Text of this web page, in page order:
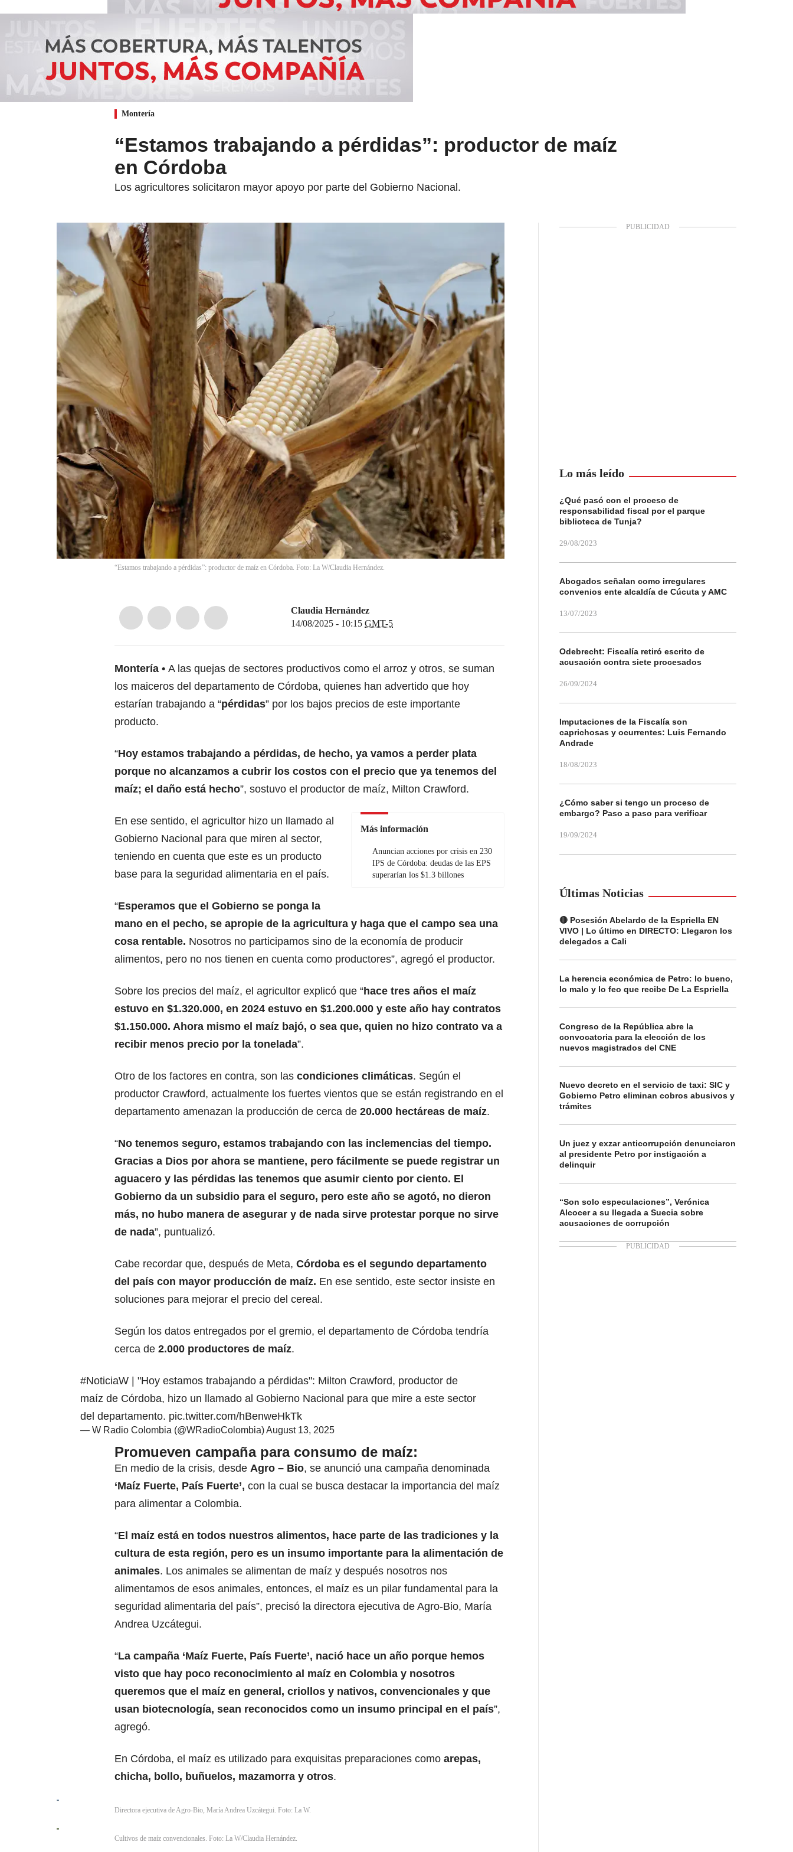
Montería
“Estamos trabajando a pérdidas”: productor de maíz
en Córdoba
Los agricultores solicitaron mayor apoyo por parte del Gobierno Nacional.
“Estamos trabajando a pérdidas”: productor de maíz en Córdoba. Foto: La W/Claudia Hernández.
Claudia Hernández
14/08/2025 - 10:15 GMT-5
Montería
A las quejas de sectores productivos como el arroz y otros, se suman
los maiceros del departamento de Córdoba, quienes han advertido que hoy
estarían trabajando a “pérdidas” por los bajos precios de este importante
producto.
“Hoy estamos trabajando a pérdidas, de hecho, ya vamos a perder plata
porque no alcanzamos a cubrir los costos con el precio que ya tenemos del
maíz; el daño está hecho”, sostuvo el productor de maíz, Milton Crawford.
Más información
Anuncian acciones por crisis en 230
IPS de Córdoba: deudas de las EPS
superarían los $1.3 billones
En ese sentido, el agricultor hizo un llamado al
Gobierno Nacional para que miren al sector,
teniendo en cuenta que este es un producto
base para la seguridad alimentaria en el país.
“Esperamos que el Gobierno se ponga la
mano en el pecho, se apropie de la agricultura y haga que el campo sea una
cosa rentable. Nosotros no participamos sino de la economía de producir
alimentos, pero no nos tienen en cuenta como productores”, agregó el productor.
Sobre los precios del maíz, el agricultor explicó que “hace tres años el maíz
estuvo en $1.320.000, en 2024 estuvo en $1.200.000 y este año hay contratos
$1.150.000. Ahora mismo el maíz bajó, o sea que, quien no hizo contrato va a
recibir menos precio por la tonelada”.
Otro de los factores en contra, son las condiciones climáticas. Según el
productor Crawford, actualmente los fuertes vientos que se están registrando en el
departamento amenazan la producción de cerca de 20.000 hectáreas de maíz.
“No tenemos seguro, estamos trabajando con las inclemencias del tiempo.
Gracias a Dios por ahora se mantiene, pero fácilmente se puede registrar un
aguacero y las pérdidas las tenemos que asumir ciento por ciento. El
Gobierno da un subsidio para el seguro, pero este año se agotó, no dieron
más, no hubo manera de asegurar y de nada sirve protestar porque no sirve
de nada”, puntualizó.
Cabe recordar que, después de Meta, Córdoba es el segundo departamento
del país con mayor producción de maíz. En ese sentido, este sector insiste en
soluciones para mejorar el precio del cereal.
Según los datos entregados por el gremio, el departamento de Córdoba tendría
cerca de 2.000 productores de maíz.
#NoticiaW | "Hoy estamos trabajando a pérdidas": Milton Crawford, productor de
maíz de Córdoba, hizo un llamado al Gobierno Nacional para que mire a este sector
del departamento. pic.twitter.com/hBenweHkTk
— W Radio Colombia (@WRadioColombia)August 13, 2025
Promueven campaña para consumo de maíz:
En medio de la crisis, desde Agro – Bio, se anunció una campaña denominada
‘Maíz Fuerte, País Fuerte’, con la cual se busca destacar la importancia del maíz
para alimentar a Colombia.
“El maíz está en todos nuestros alimentos, hace parte de las tradiciones y la
cultura de esta región, pero es un insumo importante para la alimentación de
animales. Los animales se alimentan de maíz y después nosotros nos
alimentamos de esos animales, entonces, el maíz es un pilar fundamental para la
seguridad alimentaria del país”, precisó la directora ejecutiva de Agro-Bio, María
Andrea Uzcátegui.
“La campaña ‘Maíz Fuerte, País Fuerte’, nació hace un año porque hemos
visto que hay poco reconocimiento al maíz en Colombia y nosotros
queremos que el maíz en general, criollos y nativos, convencionales y que
usan biotecnología, sean reconocidos como un insumo principal en el país”,
agregó.
En Córdoba, el maíz es utilizado para exquisitas preparaciones como arepas,
chicha, bollo, buñuelos, mazamorra y otros.
Directora ejecutiva de Agro-Bio, María Andrea Uzcátegui. Foto: La W.
Cultivos de maíz convencionales. Foto: La W/Claudia Hernández.
Lo más leído
¿Qué pasó con el proceso de
responsabilidad fiscal por el parque
biblioteca de Tunja?
29/08/2023
Abogados señalan como irregulares
convenios ente alcaldía de Cúcuta y AMC
13/07/2023
Odebrecht: Fiscalía retiró escrito de
acusación contra siete procesados
26/09/2024
Imputaciones de la Fiscalía son
caprichosas y ocurrentes: Luis Fernando
Andrade
18/08/2023
¿Cómo saber si tengo un proceso de
embargo? Paso a paso para verificar
19/09/2024
Últimas Noticias
🔴 Posesión Abelardo de la Espriella EN
VIVO | Lo último en DIRECTO: Llegaron los
delegados a Cali
La herencia económica de Petro: lo bueno,
lo malo y lo feo que recibe De La Espriella
Congreso de la República abre la
convocatoria para la elección de los
nuevos magistrados del CNE
Nuevo decreto en el servicio de taxi: SIC y
Gobierno Petro eliminan cobros abusivos y
trámites
Un juez y exzar anticorrupción denunciaron
al presidente Petro por instigación a
delinquir
“Son solo especulaciones”, Verónica
Alcocer a su llegada a Suecia sobre
acusaciones de corrupción